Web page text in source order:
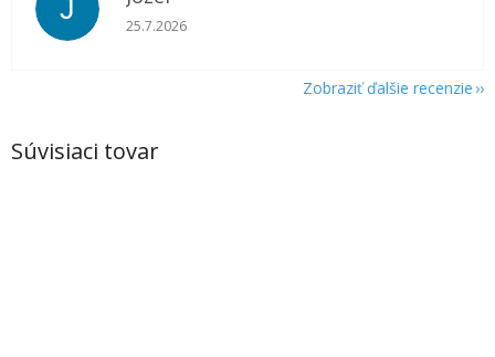
Súvisiaci tovar
J Hodnotenie obchodu je 5 z 5 hviezdičiek.
25.7.2026
Zobraziť ďalšie recenzie